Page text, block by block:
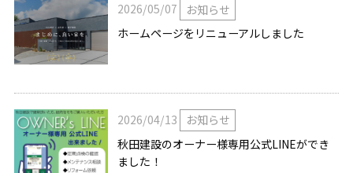
2026/05/07
お知らせ
ホームページをリニューアルしました
2026/04/13
お知らせ
秋田建設のオーナー様専用公式LINEができ
ました！